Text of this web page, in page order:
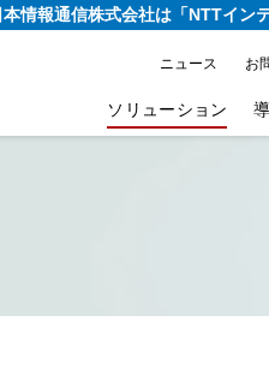
情報通信株式会社は「NTTイン
ニュース お
ソリューション